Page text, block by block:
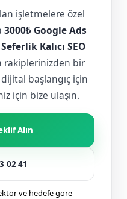
işletmelere özel
3000₺ Google Ads
Kalıcı SEO
rakiplerinizden bir
başlangıç için
için bize ulaşın.
Alın
02 41
ve hedefe göre